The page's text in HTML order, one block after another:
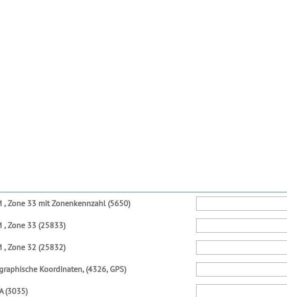
, Zone 33 mit Zonenkennzahl (5650)
, Zone 33 (25833)
, Zone 32 (25832)
Koordinaten, (4326, GPS)
(3035)